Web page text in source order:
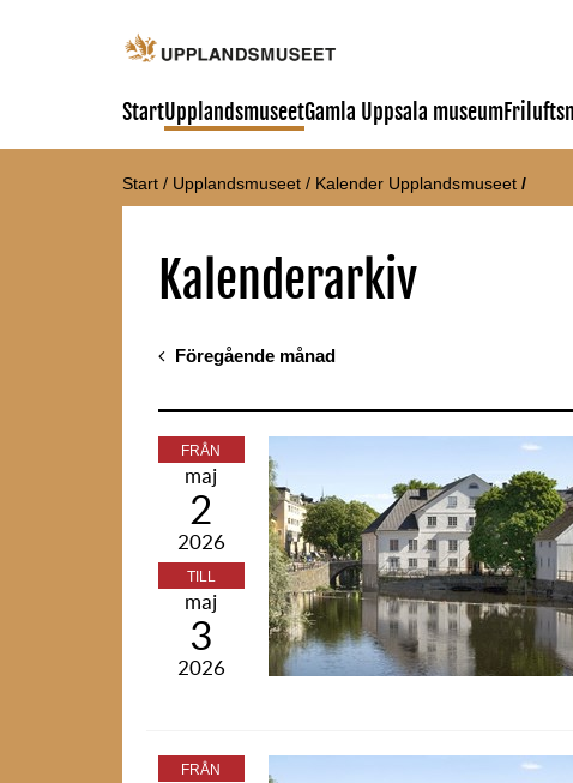
StartUpplandsmuseetGamla Uppsala museum
Start / Upplandsmuseet / Kalender Upplandsmuseet /
Kalenderarkiv
Föregående månad
FRÅN
2
maj
2026
TILL
3
maj
2026
FRÅN